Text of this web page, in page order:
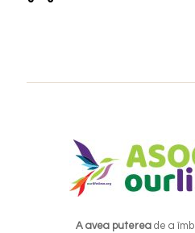
A avea putereade a